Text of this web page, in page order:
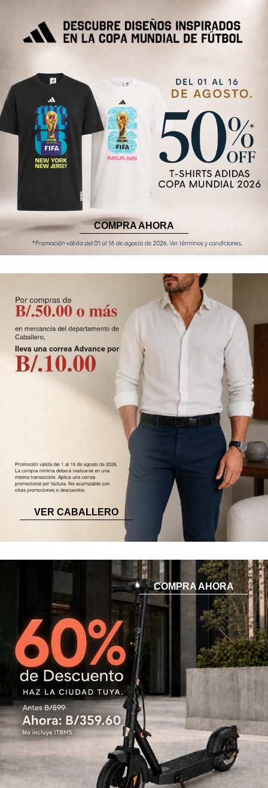
COMPRA AHORA
VER CABALLERO
COMPRA AHORA